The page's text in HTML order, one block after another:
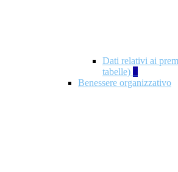
Dati relativi ai
tabelle) 5
Benessere organizzativo